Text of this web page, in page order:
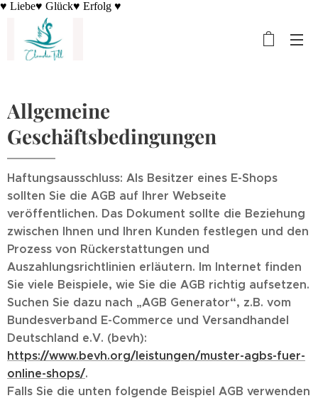
♥ Liebe♥ Glück♥ Erfolg ♥
Allgemeine
Geschäftsbedingungen
Haftungsausschluss: Als Besitzer eines E-Shops
sollten Sie die AGB auf Ihrer Webseite
veröffentlichen. Das Dokument sollte die Beziehung
zwischen Ihnen und Ihren Kunden festlegen und den
Prozess von Rückerstattungen und
Auszahlungsrichtlinien erläutern. Im Internet finden
Sie viele Beispiele, wie Sie die AGB richtig aufsetzen.
Suchen Sie dazu nach „AGB Generator“, z.B. vom
Bundesverband E-Commerce und Versandhandel
Deutschland e.V. (bevh):
https://www.bevh.org/leistungen/muster-agbs-fuer-
online-shops/.
Falls Sie die unten folgende Beispiel AGB verwenden